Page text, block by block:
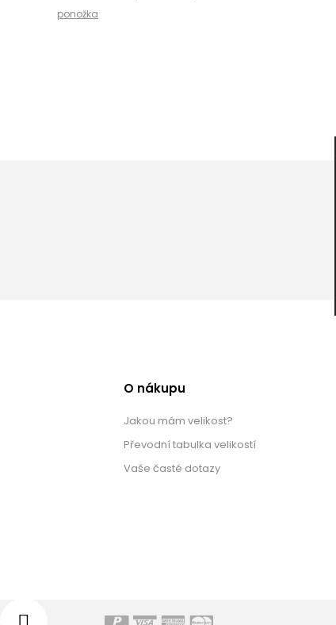
ponožka
O nákupu
Jakou mám velikost?
Převodní tabulka velikostí
Vaše časté dotazy